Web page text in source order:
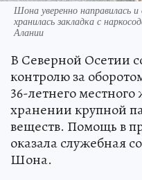
Шона уверенно направилась
хранилась закладка с
Алании
В Северной Осетии
контролю за
36-летнего
хранении крупной
веществ. Помощь в
оказала служебная
Шона.